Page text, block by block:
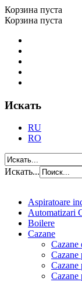
Корзина пуста
Корзина пуста
Искать
RU
RO
Искать...
Aspiratoare
Automatizari
Boilere
Cazane
Cazane
Cazane
Cazane
Cazane